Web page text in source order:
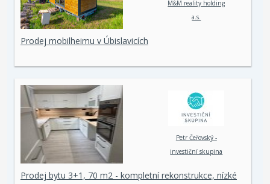
M&M reality holding
a.s.
Prodej mobilheimu v Úbislavicích
Petr Čeřovský -
investiční skupina
Prodej bytu 3+1, 70 m2 - kompletní rekonstrukce, nízké